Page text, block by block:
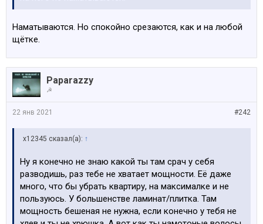
Наматываются. Но спокойно срезаются, как и на любой
щётке.
Paparazzy
☭
#242
22 янв 2021
x12345 сказал(а): ↑
Ну я конечно не знаю какой ты там срач у себя
разводишь, раз тебе не хватает мощности. Её даже
много, что бы убрать квартиру, на максималке и не
пользуюсь. У большенстве ламинат/плитка. Там
мощность бешеная не нужна, если конечно у тебя не